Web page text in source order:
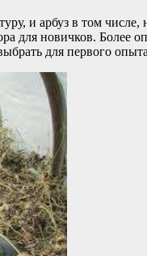
и арбуз в том
для новичков.
для первого